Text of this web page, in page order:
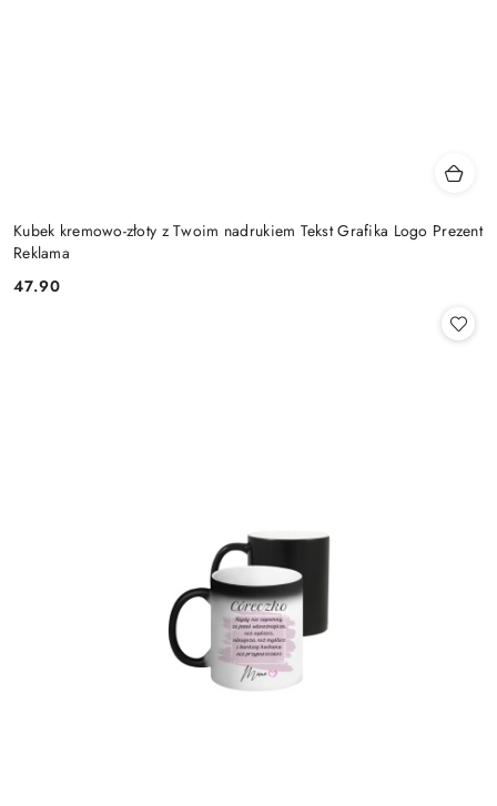
Kubek kremowo-złoty z Twoim nadrukiem Tekst Grafika Logo Prezent
Reklama
Cena:
47.90